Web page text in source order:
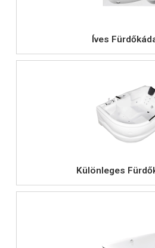
Íves
Különleges